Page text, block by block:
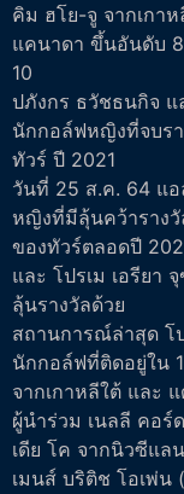
คิม ฮโย-จู จากเกา
แคนาดา ขึ้นอันดับ
10
ปภังกร ธวัชธนกิจ แ
นักกอล์ฟหญิงที่จบร
ทัวร์ ปี 2021
วันที่ 25 ส.ค. 64 แ
หญิงที่มีลุ้นคว้าราง
ของทัวร์ตลอดปี
และ โปรเม เอรียา
ลุ้นรางวัลด้วย
สถานการณ์ล่าสุด โ
นักกอล์ฟที่ติดอยู่ใน
จากเกาหลีใต้ และ
ผู้นำร่วม เนลลี คอร์
เดีย โค จากนิวซีแล
เมนส์ บริติช โอเพ่น